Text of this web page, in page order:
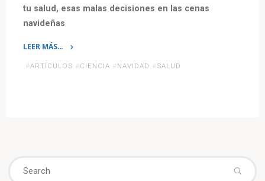
tu salud, esas malas decisiones en las cenas
navideñas
LEER MÁS…
la
#ARTÍCULOS # CIENCIA # NAVIDAD # SALUD